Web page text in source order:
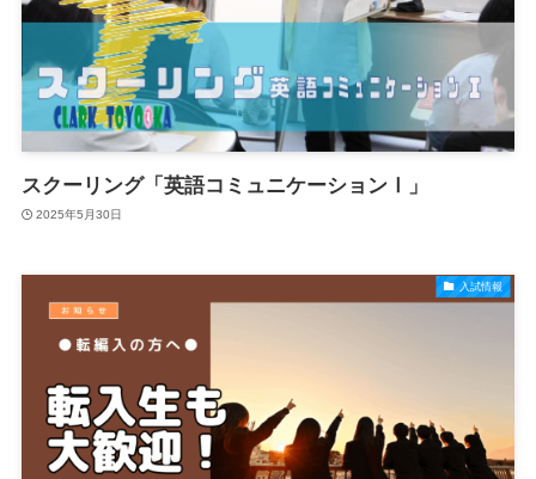
スクーリング「英語コミュニケーションⅠ」
2025年5月30日
入試情報